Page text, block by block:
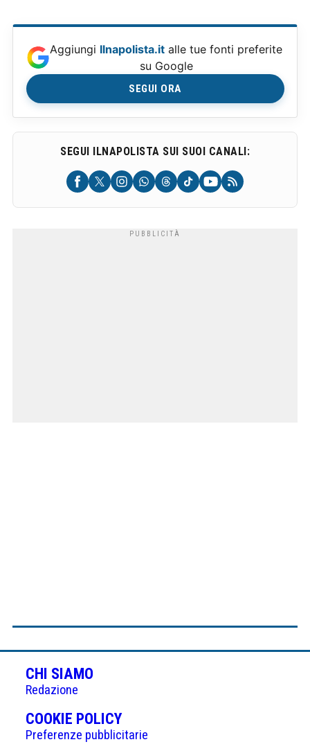
Aggiungi Ilnapolista.it alle tue fonti preferite
su Google
SEGUI ORA
SEGUI ILNAPOLISTA SUI SUOI CANALI:
CHI SIAMO
Redazione
COOKIE POLICY(APRE
IN
Preferenze pubblicitarie